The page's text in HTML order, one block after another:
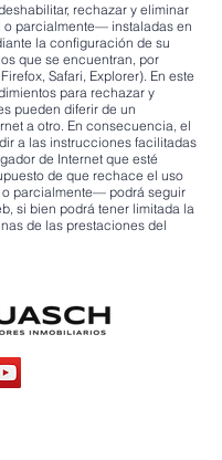
rechazar y eliminar
parcialmente— instaladas en
la configuración de su
que se encuentran, por
Safari, Explorer). En este
para rechazar y
pueden diferir de un
a otro. En consecuencia, el
a las instrucciones facilitadas
de Internet que esté
de que rechace el uso
parcialmente— podrá seguir
si bien podrá tener limitada la
de las prestaciones del